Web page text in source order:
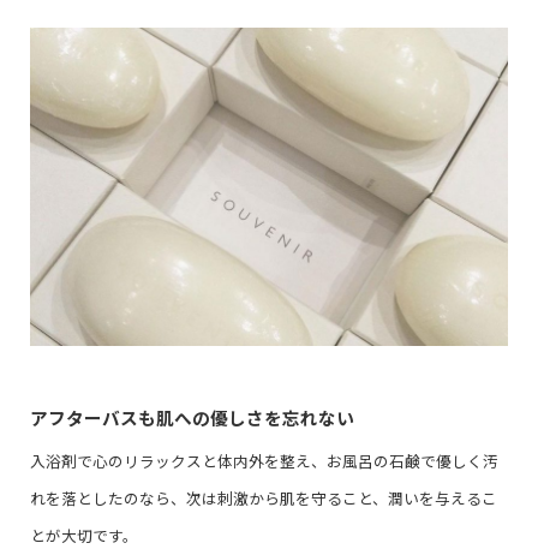
アフターバスも肌への優しさを忘れない
入浴剤で心のリラックスと体内外を整え、お風呂の石鹸で優しく汚
れを落としたのなら、次は刺激から肌を守ること、潤いを与えるこ
とが大切です。